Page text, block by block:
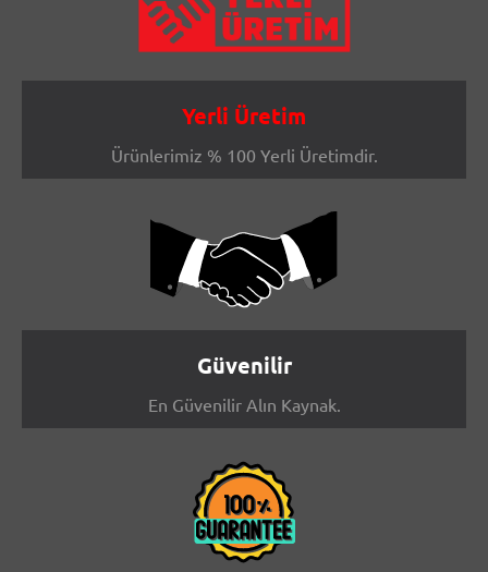
Yerli Üretim
Ürünlerimiz % 100 Yerli Üretimdir.
Güvenilir
En Güvenilir Alın Kaynak.